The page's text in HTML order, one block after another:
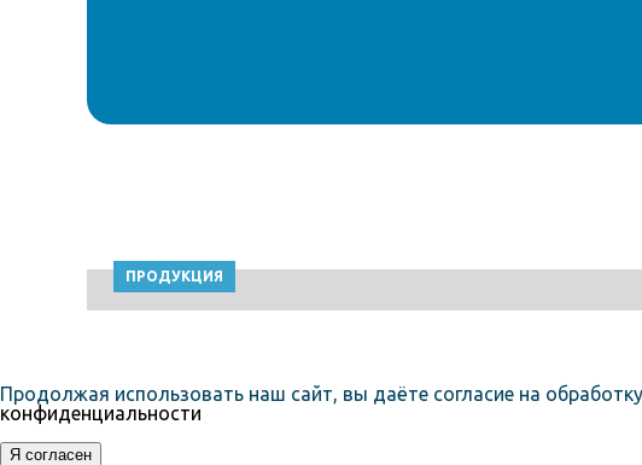
ПРОДУКЦИЯ
Продолжая использовать наш сайт, вы даёте согласие на
конфиденциальности
Я согласен